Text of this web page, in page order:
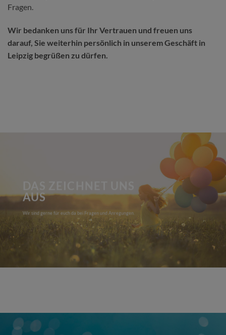
Fragen.
Wir bedanken uns für Ihr Vertrauen und freuen uns
darauf, Sie weiterhin persönlich in unserem Geschäft in
Leipzig begrüßen zu dürfen.
AUS
Wir sind gerne für euch da bei Fragen und Anregungen.